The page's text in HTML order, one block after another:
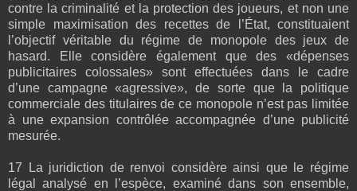
contre la criminalité et la protection des joueurs, et non une
simple maximisation des recettes de l’État, constituaient
l’objectif véritable du régime de monopole des jeux de
hasard. Elle considère également que des «dépenses
publicitaires colossales» sont effectuées dans le cadre
d’une campagne «agressive», de sorte que la politique
commerciale des titulaires de ce monopole n’est pas limitée
à une expansion contrôlée accompagnée d’une publicité
mesurée.
17 La juridiction de renvoi considère ainsi que le régime
légal analysé en l’espèce, examiné dans son ensemble,